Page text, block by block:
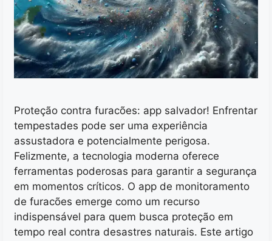
Proteção contra furacões: app salvador! Enfrentar
tempestades pode ser uma experiência
assustadora e potencialmente perigosa.
Felizmente, a tecnologia moderna oferece
ferramentas poderosas para garantir a segurança
em momentos críticos. O app de monitoramento
de furacões emerge como um recurso
indispensável para quem busca proteção em
tempo real contra desastres naturais. Este artigo